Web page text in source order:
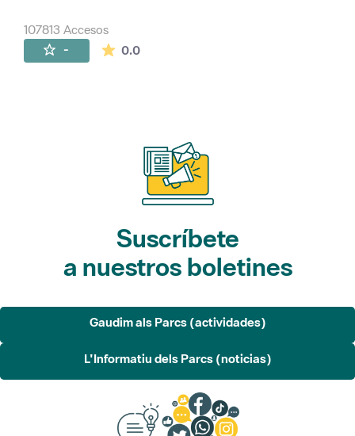
107813 Accesos
- 0.0La valoración media es de 0 estrellas de
Suscríbete
a nuestros boletines
Gaudim als Parcs (actividades)
L'Informatiu dels Parcs (noticias)